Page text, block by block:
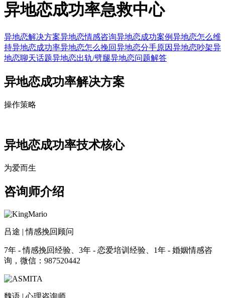
异地恋成功率急救中心
异地恋解决方案异地恋情感咨询异地恋成功案例异地恋怎么维
持异地恋成功率异地恋怎么挽回异地恋分手原因异地恋吵架异
地恋聊天话题异地恋出轨/劈腿异地恋问题解答
异地恋成功率解决方案
操作策略
异地恋成功率技术核心
为爱而生
咨询师介绍
吕途 | 情感挽回顾问
7年 - 情感挽回经验、3年 - 恋爱培训经验、1年 - 婚姻情感咨
询，微信：987520442